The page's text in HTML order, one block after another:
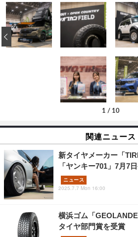
1 / 10
‹
関連ニュース
新タイヤメーカー「
「ヤンキー701」7月7
ニュース
2025.7.7 Mon 16:00
横浜ゴム「
タイヤ部門賞を受賞